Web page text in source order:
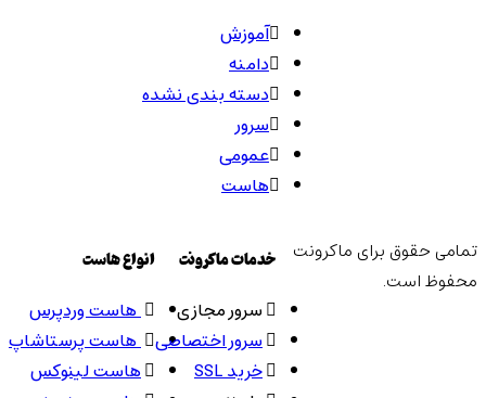
آموزش
دامنه
دسته بندی نشده
سرور
عمومی
هاست
انواع هاست
هاست وردپرس
هاست پرستاشاپ
هاست لینوکس
خدمات ماکرونت
سرور مجازی
سرور اختصاصی
خرید SSL
تمامی حقوق برای ماکرونت
محفوظ است.